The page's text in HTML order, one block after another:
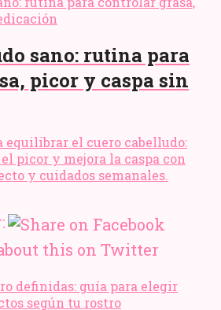
sano: rutina para
picor y caspa sin
equilibrar el cuero cabelludo:
picor y mejora la caspa con
y cuidados semanales.